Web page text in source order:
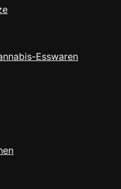
Esswaren